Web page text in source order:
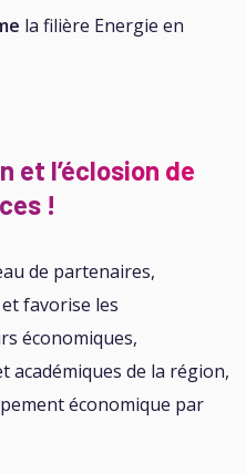
la filière Energie en
et l’éclosion de
!
de partenaires,
favorise les
économiques,
de la région,
économique par